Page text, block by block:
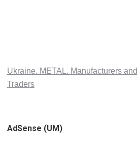
Ukraine. METAL. Manufacturers and
Traders
AdSense (UM)